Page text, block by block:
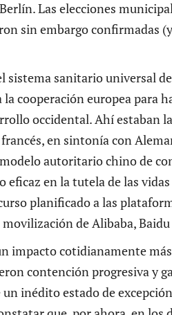
Las elecciones
sin embargo confirmadas
sanitario universal
cooperación europea para
occidental. Ahí estaban
en sintonía con
autoritario chino de
eficaz en la tutela de las
planificado a las
de Alibaba,
impacto cotidianamente
contención progresiva y
inédito estado de